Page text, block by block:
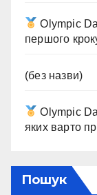
Olympic
першого
(без назви)
Olympic
яких варто
Пошук